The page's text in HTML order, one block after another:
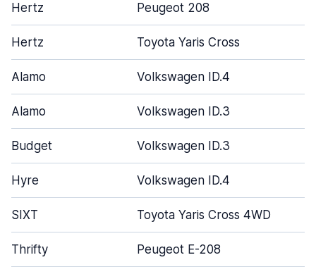
Hertz Peugeot 208
Hertz Toyota Yaris Cross
Alamo Volkswagen ID.4
Alamo Volkswagen ID.3
Budget Volkswagen ID.3
Hyre Volkswagen ID.4
SIXT Toyota Yaris Cross 4WD
Thrifty Peugeot E-208